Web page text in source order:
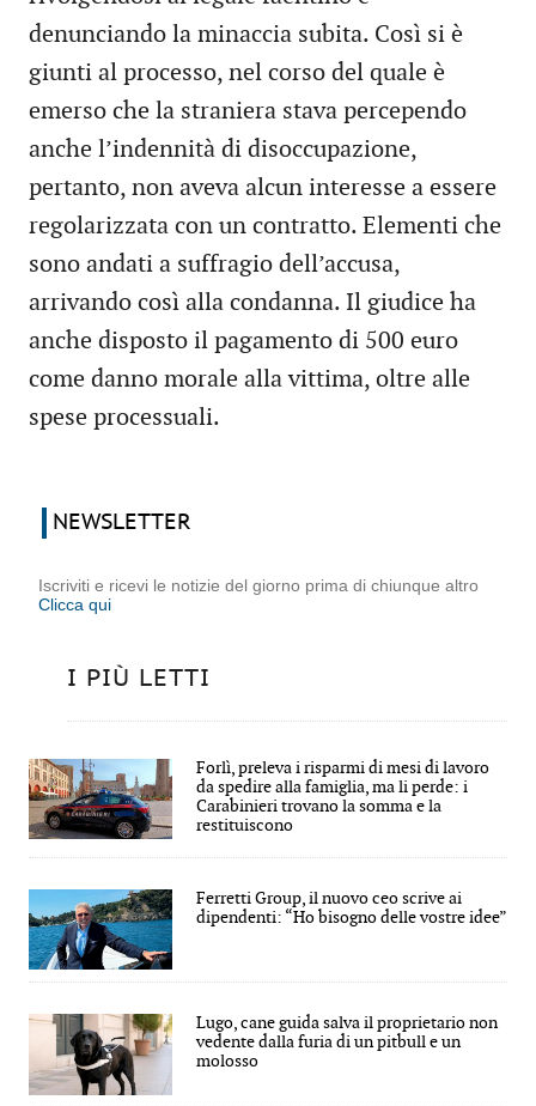
denunciando la minaccia subita. Così si è
giunti al processo, nel corso del quale è
emerso che la straniera stava percependo
anche l’indennità di disoccupazione,
pertanto, non aveva alcun interesse a essere
regolarizzata con un contratto. Elementi che
sono andati a suffragio dell’accusa,
arrivando così alla condanna. Il giudice ha
anche disposto il pagamento di 500 euro
come danno morale alla vittima, oltre alle
spese processuali.
NEWSLETTER
Iscriviti e ricevi le notizie del giorno prima di chiunque altro
Clicca qui
I PIÙ LETTI
Forlì, preleva i risparmi di mesi di lavoro
da spedire alla famiglia, ma li perde: i
Carabinieri trovano la somma e la
restituiscono
Ferretti Group, il nuovo ceo scrive ai
dipendenti: “Ho bisogno delle vostre idee”
Lugo, cane guida salva il proprietario non
vedente dalla furia di un pitbull e un
molosso